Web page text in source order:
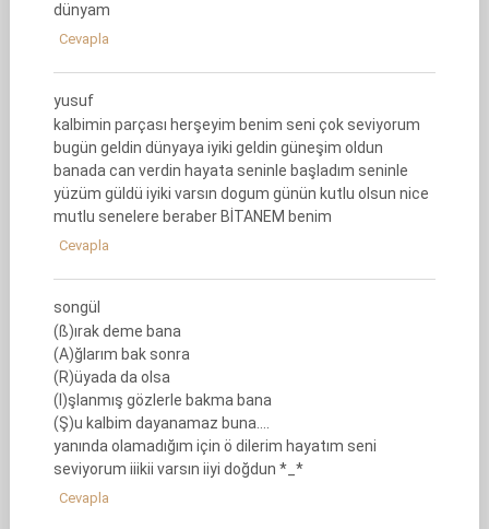
dünyam
Cevapla
yusuf
kalbimin parçası herşeyim benim seni çok seviyorum
bugün geldin dünyaya iyiki geldin güneşim oldun
banada can verdin hayata seninle başladım seninle
yüzüm güldü iyiki varsın dogum günün kutlu olsun nice
mutlu senelere beraber BİTANEM benim
Cevapla
songül
(ß)ırak deme bana
(A)ğlarım bak sonra
(R)üyada da olsa
(I)şlanmış gözlerle bakma bana
(Ş)u kalbim dayanamaz buna….
yanında olamadığım için ö dilerim hayatım seni
seviyorum iiikii varsın iiyi doğdun *_*
Cevapla